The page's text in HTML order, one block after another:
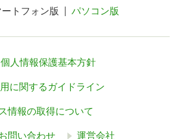
ートフォン版 パソコン版
個人情報保護基本方針
に関するガイドライン
情報の取得について
問い合わせ 運営会社